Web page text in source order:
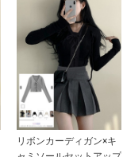
リボンカーディガン×キ